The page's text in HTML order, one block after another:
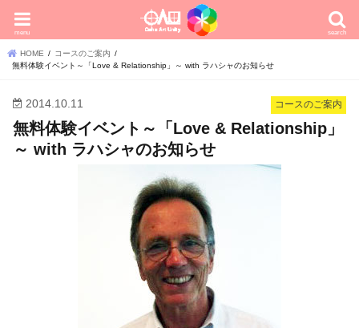
search
menu
HOME
コースのご案内
無料体験イベント～「Love & Relationship」～ with ラハシャのお知らせ
コースのご案内
2014.10.11
無料体験イベント～「Love & Relationship」
～ with ラハシャのお知らせ